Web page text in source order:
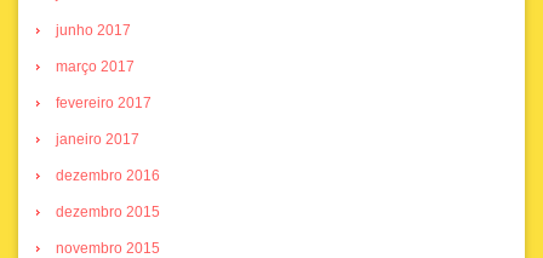
junho 2017
março 2017
fevereiro 2017
janeiro 2017
dezembro 2016
dezembro 2015
novembro 2015